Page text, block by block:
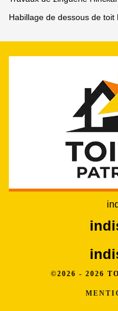
Habillage de dessous de toit
©2026 - 2026